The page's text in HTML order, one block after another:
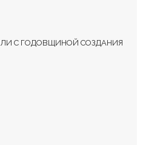
С ГОДОВЩИНОЙ СОЗДАНИЯ